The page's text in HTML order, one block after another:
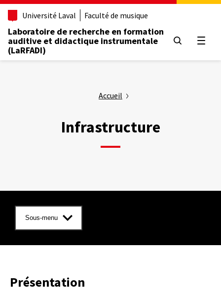
Aller
contenu
principal
Université Laval Faculté de musique
Laboratoire de recherche en formation
auditive et didactique instrumentale
(LaRFADI)
Accueil
Infrastructure
Sous-menu
Présentation